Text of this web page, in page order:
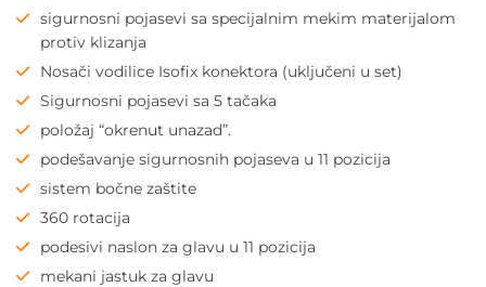
sigurnosni pojasevi sa specijalnim mekim materijalom
protiv klizanja
Nosači vodilice Isofix konektora (uključeni u set)
Sigurnosni pojasevi sa 5 tačaka
položaj “okrenut unazad”.
podešavanje sigurnosnih pojaseva u 11 pozicija
sistem bočne zaštite
360 rotacija
podesivi naslon za glavu u 11 pozicija
mekani jastuk za glavu